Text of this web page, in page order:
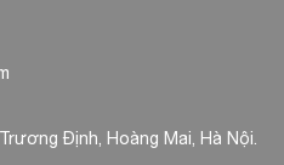
Định, Hoàng Mai, Hà Nội.